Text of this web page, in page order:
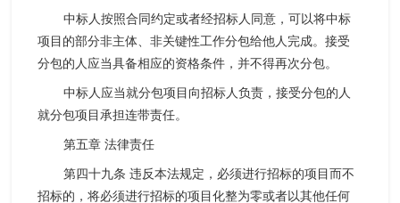
中标人按照合同约定或者经招标人同意，可以将中标
项目的部分非主体、非关键性工作分包给他人完成。接受
分包的人应当具备相应的资格条件，并不得再次分包。
中标人应当就分包项目向招标人负责，接受分包的人
就分包项目承担连带责任。
第五章 法律责任
第四十九条 违反本法规定，必须进行招标的项目而不
招标的，将必须进行招标的项目化整为零或者以其他任何